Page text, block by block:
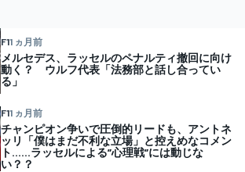
F11 ヵ月前
メルセデス、ラッセルのペナルティ撤回に向け
動く？ ウルフ代表「法務部と話し合ってい
る」
F11 ヵ月前
チャンピオン争いで圧倒的リードも、アントネ
ッリ「僕はまだ不利な立場」と控えめなコメン
ト……ラッセルによる”心理戦”には動じな
い？？